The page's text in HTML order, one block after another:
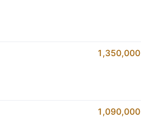
1,350,000
1,090,000